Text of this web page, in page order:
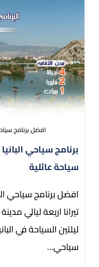
افضل برنامج سياحي البانيا
سياحة عائلية
تيرانا اربعة ليالي
ليلتين السياحة في
سياحي…